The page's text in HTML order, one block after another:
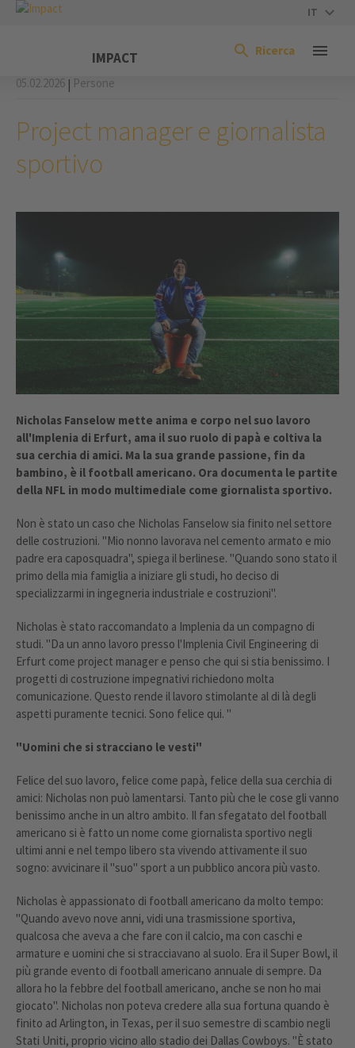
IT
IMPACT Ricerca
05.02.2026 | Persone
Project manager e giornalista
sportivo
Nicholas Fanselow mette anima e corpo nel suo lavoro
all'Implenia di Erfurt, ama il suo ruolo di papà e coltiva la
sua cerchia di amici. Ma la sua grande passione, fin da
bambino, è il football americano. Ora documenta le partite
della NFL in modo multimediale come giornalista sportivo.
Non è stato un caso che Nicholas Fanselow sia finito nel settore
delle costruzioni. "Mio nonno lavorava nel cemento armato e mio
padre era caposquadra", spiega il berlinese. "Quando sono stato il
primo della mia famiglia a iniziare gli studi, ho deciso di
specializzarmi in ingegneria industriale e costruzioni".
Nicholas è stato raccomandato a Implenia da un compagno di
studi. "Da un anno lavoro presso l'Implenia Civil Engineering di
Erfurt come project manager e penso che qui si stia benissimo. I
progetti di costruzione impegnativi richiedono molta
comunicazione. Questo rende il lavoro stimolante al di là degli
aspetti puramente tecnici. Sono felice qui. "
"Uomini che si stracciano le vesti"
Felice del suo lavoro, felice come papà, felice della sua cerchia di
amici: Nicholas non può lamentarsi. Tanto più che le cose gli vanno
benissimo anche in un altro ambito. Il fan sfegatato del football
americano si è fatto un nome come giornalista sportivo negli
ultimi anni e nel tempo libero sta vivendo attivamente il suo
sogno: avvicinare il "suo" sport a un pubblico ancora più vasto.
Nicholas è appassionato di football americano da molto tempo:
"Quando avevo nove anni, vidi una trasmissione sportiva,
qualcosa che aveva a che fare con il calcio, ma con caschi e
armature e uomini che si stracciavano al suolo. Era il Super Bowl, il
più grande evento di football americano annuale di sempre. Da
allora ho la febbre del football americano, anche se non ho mai
giocato". Nicholas non poteva credere alla sua fortuna quando è
finito ad Arlington, in Texas, per il suo semestre di scambio negli
Stati Uniti, proprio vicino allo stadio dei Dallas Cowboys. "È stato